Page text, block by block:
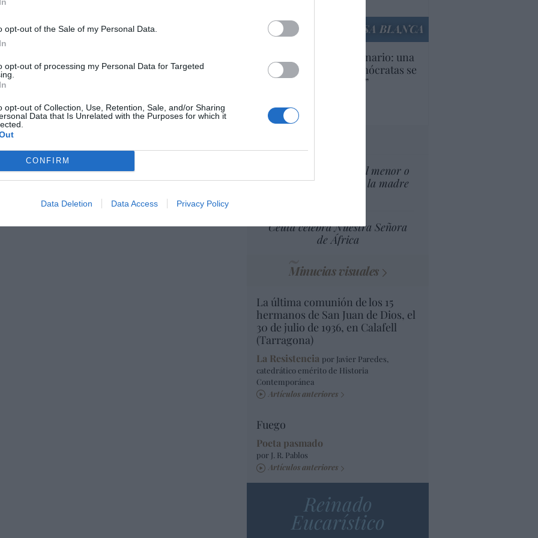
opt-out of the Sale of my Personal Data.
opt-out of processing my Personal Data for Targeted
opt-out of Collection, Use, Retention, Sale, and/or Sharing
Data that Is Unrelated with the Purposes for which it
CONFIRM
Data Deletion Data Access Privacy Policy
en bolsa, pese a que vuelve a elevar
tras un trimestre récord
06/08/26 15:12
es un sinvergüenza que ha abandonado a
Ceuta es España. Tenemos un
en connivencia con Marruecos”: acusa
LA CASA BLANCA
EEUU. Inquietante escenario: una
tercera parte de los demócratas se
define como “socialista”
Artículos anteriores
¿El Superior interés el menor o
el superior interés de la madre
Ceuta celebra Nuestra Señora
de África
Minucias visuales
La última comunión de los 15
hermanos de San Juan de Dios, el
30 de julio de 1936, en Calafell
(Tarragona)
La Resistencia por Javier Paredes,
catedrático emérito de Historia
Contemporánea
Artículos anteriores
Fuego
Poeta pasmado
por J. R. Pablos
Artículos anteriores
Reinado
Eucarístico